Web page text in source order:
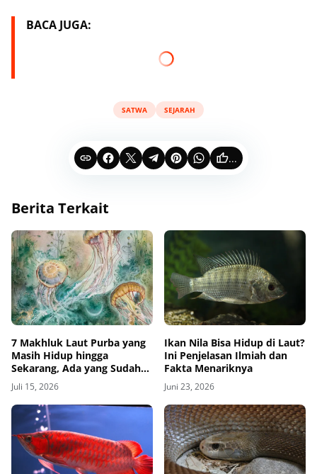
BACA JUGA:
SATWA SEJARAH
...
Berita Terkait
7 Makhluk Laut Purba yang
Masih Hidup hingga
Sekarang, Ada yang Sudah
Menghuni Bumi Selama 500
Juta Tahun
Juli 15, 2026
Ikan Nila Bisa Hidup di Laut?
Ini Penjelasan Ilmiah dan
Fakta Menariknya
Juni 23, 2026